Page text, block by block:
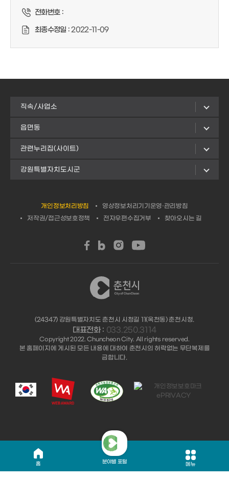
홈 분야별 포털 메뉴
전화번호 :
최종수정일 :2022-11-09
직속/사업소
읍면동
관련누리집(사이트)
강원특별자치도시군
개인정보처리방침
영상정보처리기기운영·관리방침
저작권/접근성보호정책
전자우편수집거부 찾아오시는 길
(24347) 강원특별자치도 춘천시 시청길 11(옥천동) 춘천시청.
대표전화 : 033.250.3114
Copyright 2022. Chuncheon City. All rights reserved.
본 홈페이지에 게시된 모든 내용에 대하여 춘천시의 허락없는 무단복제를
금합니다.